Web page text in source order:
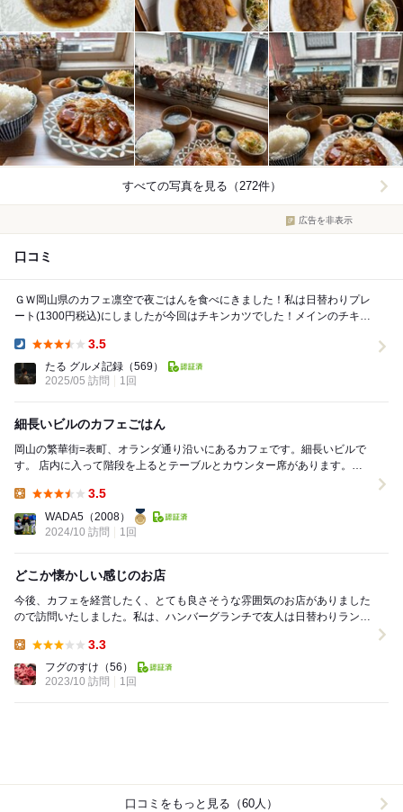
すべての写真を見る（272件）
広告を非表示
口コミ
ＧＷ岡山県のカフェ凛空で夜ごはんを食べにきました！私は日替わりプレ
ート(1300円税込)にしましたが今回はチキンカツでした！メインのチキン
3.5
たる グルメ記録 （569）
2025/05 訪問
1回
細長いビルのカフェごはん
岡山の繁華街=表町、オランダ通り沿いにあるカフェです。細長いビルで
す。 店内に入って階段を上るとテーブルとカウンター席があります。窓
3.5
WADA5 （2008）
2024/10 訪問
1回
どこか懐かしい感じのお店
今後、カフェを経営したく、とても良さそうな雰囲気のお店がありました
ので訪問いたしました。私は、ハンバーグランチで友人は日替わりランチ
3.3
フグのすけ （56）
2023/10 訪問
1回
口コミをもっと見る（60人）